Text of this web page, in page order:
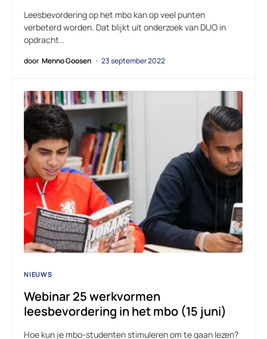
Leesbevordering op het mbo kan op veel punten
verbeterd worden. Dat blijkt uit onderzoek van DUO in
opdracht…
door Menno Goosen 23 september 2022
NIEUWS
Webinar 25 werkvormen
leesbevordering in het mbo (15 juni)
Hoe kun je mbo-studenten stimuleren om te gaan lezen?